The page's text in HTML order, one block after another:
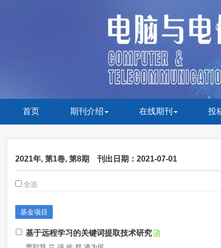
首页 期刊介绍 在线期刊 投
2021年, 第1卷, 第8期 刊出日期：2021-07-01
全选
基金项目
基于远程学习的关键词提取技术研究